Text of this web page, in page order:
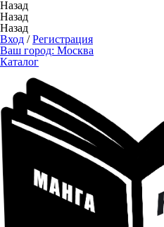
Назад
Назад
Назад
Вход /Регистрация
Ваш город: Москва
Каталог